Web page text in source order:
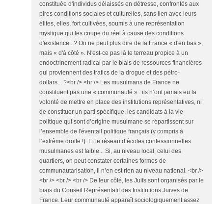
constituée d'individus délaissés en détresse, confrontés aux
pires conditions sociales et culturelles, sans lien avec leurs
élites, elles, fort cultivées, soumis à une représentation
mystique qui les coupe du réel à cause des conditions
d'existence...? On ne peut plus dire de la France « d'en bas »,
mais « d'à côté ». N'est-ce pas là le terreau propice à un
endoctrinement radical par le biais de ressources financières
qui proviennent des trafics de la drogue et des pétro-
dollars... ?<br /> <br /> Les musulmans de France ne
constituent pas une « communauté » : ils n’ont jamais eu la
volonté de mettre en place des institutions représentatives, ni
de constituer un parti spécifique, les candidats à la vie
politique qui sont d’origine musulmane se répartissent sur
l’ensemble de l'éventail politique français (y compris à
l’extrême droite !). Et le réseau d’écoles confessionnelles
musulmanes est faible... Si, au niveau local, celui des
quartiers, on peut constater certaines formes de
communautarisation, il n’en est rien au niveau national. <br />
<br /> <br /> <br /> De leur côté, les Juifs sont organisés par le
biais du Conseil Représentatif des Institutions Juives de
France. Leur communauté apparaît sociologiquement assez